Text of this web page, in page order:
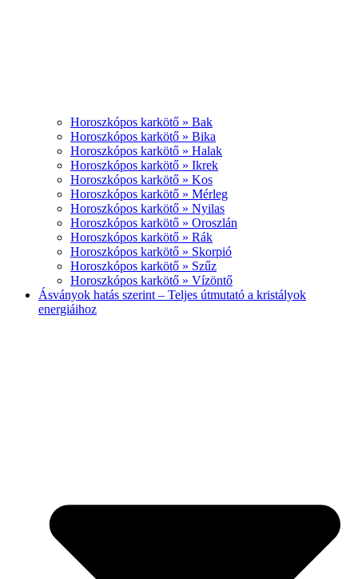
Horoszkópos karkötő » Bak
Horoszkópos karkötő » Bika
Horoszkópos karkötő » Halak
Horoszkópos karkötő » Ikrek
Horoszkópos karkötő » Kos
Horoszkópos karkötő » Mérleg
Horoszkópos karkötő » Nyilas
Horoszkópos karkötő » Oroszlán
Horoszkópos karkötő » Rák
Horoszkópos karkötő » Skorpió
Horoszkópos karkötő » Szűz
Horoszkópos karkötő » Vízöntő
Ásványok hatás szerint – Teljes útmutató a kristályok
energiáihoz